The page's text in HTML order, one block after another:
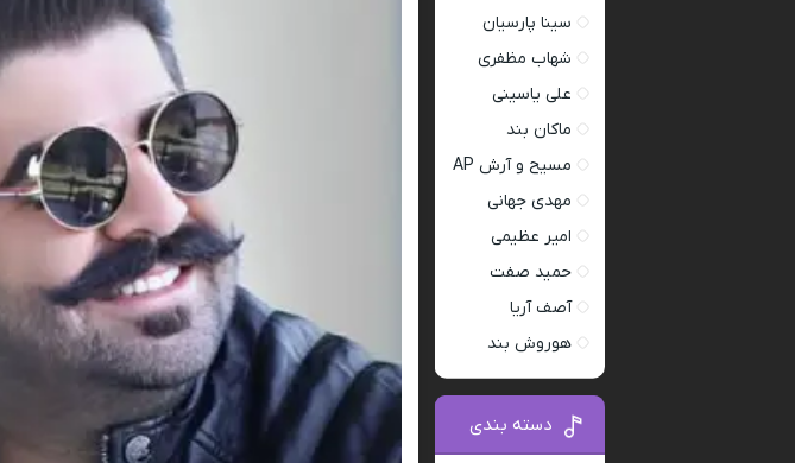
سینا پارسیان
شهاب مظفری
علی یاسینی
ماکان بند
مسیح و آرش AP
مهدی جهانی
امیر عظیمی
حمید صفت
آصف آریا
هوروش بند
دسته بندی